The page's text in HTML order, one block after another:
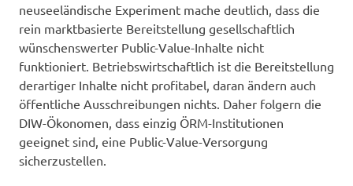
neuseeländische Experiment mache deutlich, dass die
rein marktbasierte Bereitstellung gesellschaftlich
wünschenswerter Public-Value-Inhalte nicht
funktioniert. Betriebswirtschaftlich ist die Bereitstellung
derartiger Inhalte nicht profitabel, daran ändern auch
öffentliche Ausschreibungen nichts. Daher folgern die
DIW-Ökonomen, dass einzig ÖRM-Institutionen
geeignet sind, eine Public-Value-Versorgung
sicherzustellen.